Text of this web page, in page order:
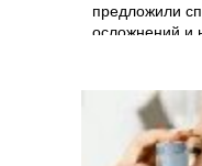
предложили
осложнений и